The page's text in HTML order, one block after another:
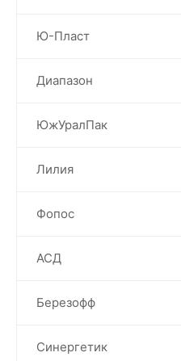
Ю-Пласт
Диапазон
ЮжУралПак
Лилия
Фопос
АСД
Березофф
Синергетик